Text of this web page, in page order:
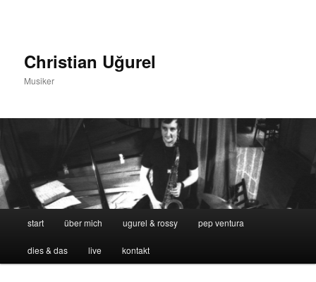
Christian Uğurel
Musiker
start über mich ugurel & rossy pep ventura
dies & das live kontakt